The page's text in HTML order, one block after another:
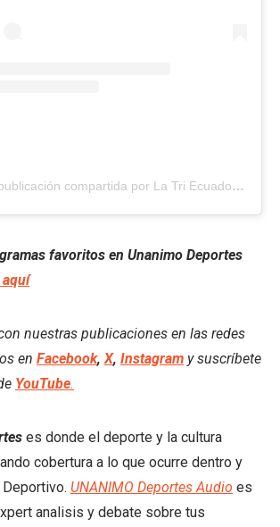
Una publicación compartida por La Tri Ecuador
favoritos en Unanimo Deportes
nuestras publicaciones en las redes
en Facebook, X, Instagram y suscríbete
YouTube.
es donde el deporte y la cultura
cobertura a lo que ocurre dentro y
UNANIMO Deportes Audio es
analisis y debate sobre tus